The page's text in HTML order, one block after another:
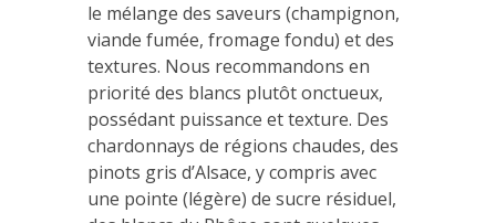
le mélange des saveurs (champignon,
viande fumée, fromage fondu) et des
textures. Nous recommandons en
priorité des blancs plutôt onctueux,
possédant puissance et texture. Des
chardonnays de régions chaudes, des
pinots gris d’Alsace, y compris avec
une pointe (légère) de sucre résiduel,